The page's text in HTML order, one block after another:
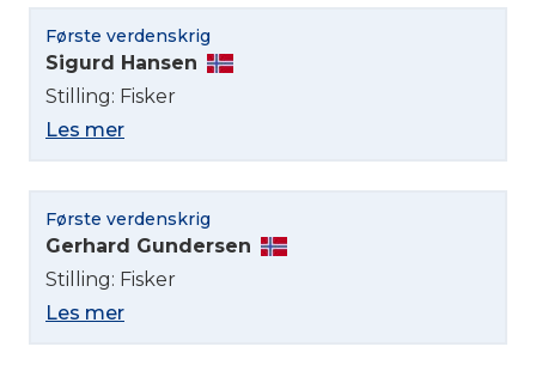
Første verdenskrig
Sigurd Hansen
Stilling: Fisker
Les mer
Første verdenskrig
Gerhard Gundersen
Stilling: Fisker
Les mer